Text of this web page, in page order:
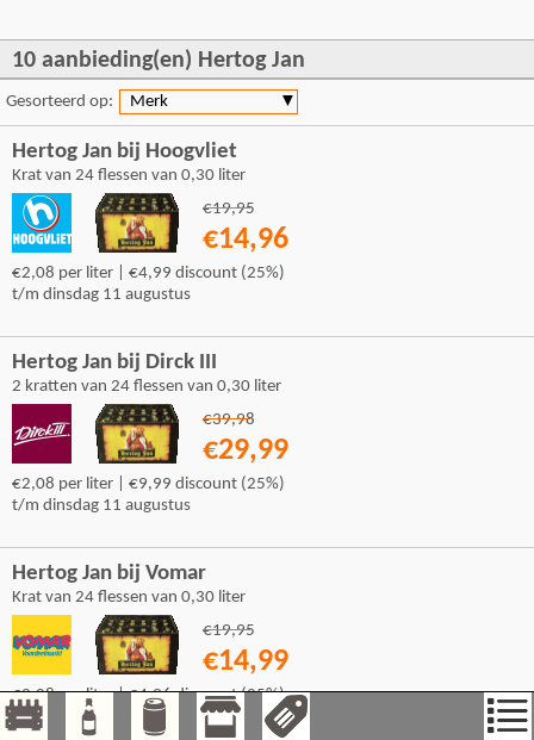
10 aanbieding(en) Hertog Jan
Gesorteerd op: Merk ▼
Hertog Jan bij Hoogvliet
Krat van 24 flessen van 0,30 liter
€19,95
€14,96
€2,08 per liter | €4,99 discount (25%)
t/m dinsdag 11 augustus
Hertog Jan bij Dirck III
2 kratten van 24 flessen van 0,30 liter
€39,98
€29,99
€2,08 per liter | €9,99 discount (25%)
t/m dinsdag 11 augustus
Hertog Jan bij Vomar
Krat van 24 flessen van 0,30 liter
€19,95
€14,99
€2,08 per liter | €4,96 discount (25%)
t/m zaterdag 15 augustus